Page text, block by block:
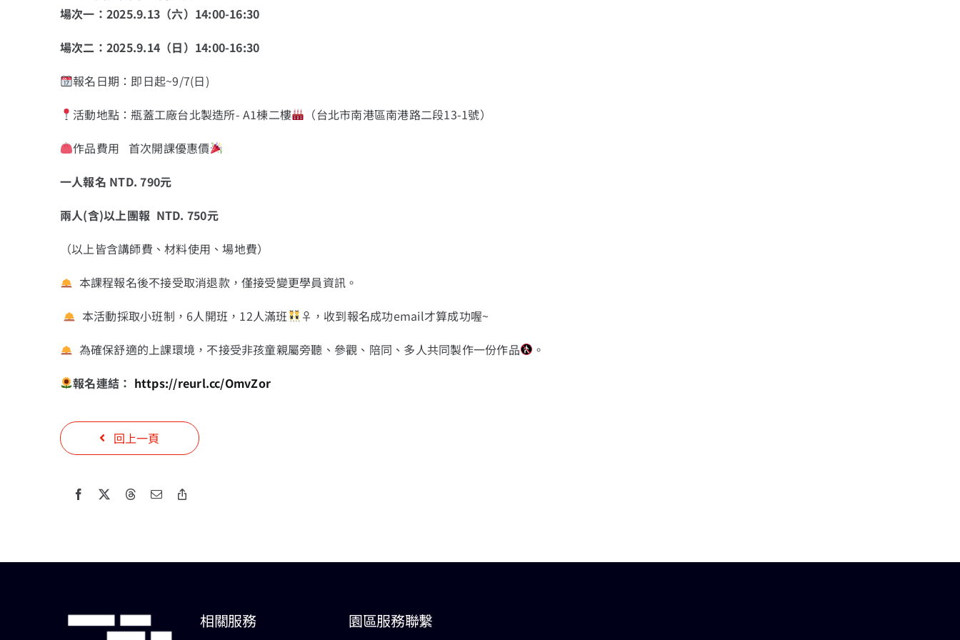
場次一：2025.9.13（六）14:00-16:30
場次二：2025.9.14（日）14:00-16:30
報名日期：即日起~9/7(日)
活動地點：瓶蓋工廠台北製造所- A1棟二樓
（台北市南港區南港路二段13-1號）
作品費用 首次開課優惠價
一人報名 NTD. 790元
兩人(含)以上團報 NTD. 750元
（以上皆含講師費、材料使用、場地費）
本課程報名後不接受取消退款，僅接受變更學員資訊。
本活動採取小班制，6人開班，12人滿班
‍♀ ，收到報名成功email才算成功喔~
為確保舒適的上課環境，不接受非孩童親屬旁聽、參觀、陪同、多人共同製作一份作品
。
報名連結： https://reurl.cc/OmvZor
回上一頁
相關服務 園區服務聯繫